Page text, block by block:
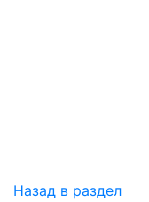
Назад в раздел